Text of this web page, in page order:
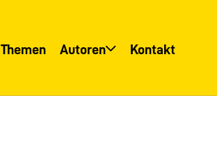
Themen Autoren Kontakt